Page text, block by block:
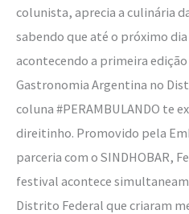
colunista, aprecia a culinária
sabendo que até o próximo
acontecendo a primeira edição
Gastronomia Argentina no
coluna #PERAMBULANDO te
direitinho. Promovido pela
parceria com o SINDHOBAR,
festival acontece
Distrito Federal que criaram